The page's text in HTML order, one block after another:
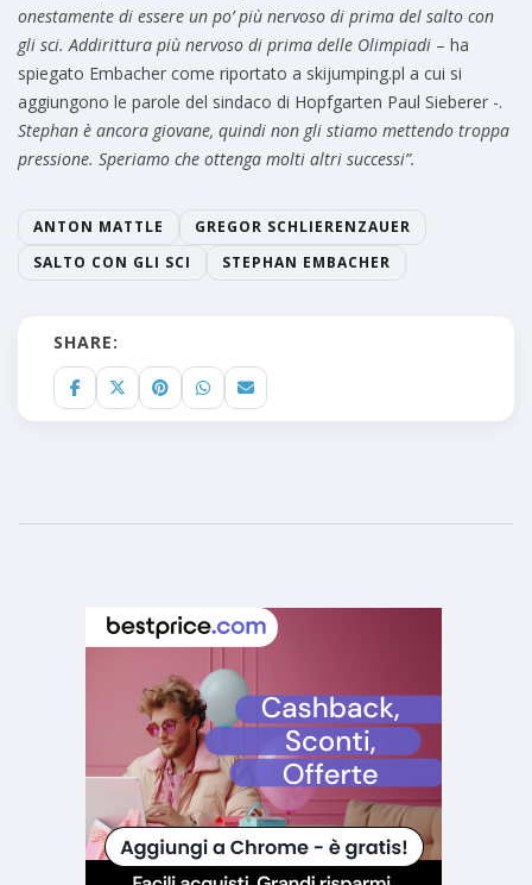
onestamente di essere un po’ più nervoso di prima del salto con
gli sci. Addirittura più nervoso di prima delle Olimpiadi – ha
spiegato Embacher come riportato a skijumping.pl a cui si
aggiungono le parole del sindaco di Hopfgarten Paul Sieberer -.
Stephan è ancora giovane, quindi non gli stiamo mettendo troppa
pressione. Speriamo che ottenga molti altri successi”.
ANTON MATTLE
GREGOR SCHLIERENZAUER
SALTO CON GLI SCI
STEPHAN EMBACHER
SHARE: